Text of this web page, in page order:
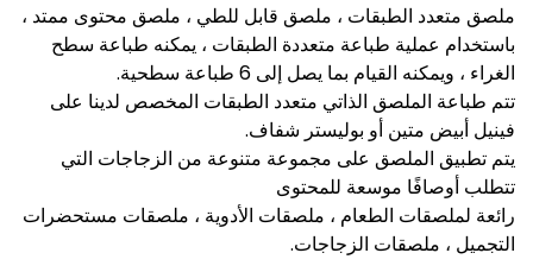
ملصق متعدد الطبقات ، ملصق قابل للطي ، ملصق محتوى ممتد ،
باستخدام عملية طباعة متعددة الطبقات ، يمكنه طباعة سطح
الغراء ، ويمكنه القيام بما يصل إلى 6 طباعة سطحية.
تتم طباعة الملصق الذاتي متعدد الطبقات المخصص لدينا على
فينيل أبيض متين أو بوليستر شفاف.
يتم تطبيق الملصق على مجموعة متنوعة من الزجاجات التي
تتطلب أوصافًا موسعة للمحتوى
رائعة لملصقات الطعام ، ملصقات الأدوية ، ملصقات مستحضرات
التجميل ، ملصقات الزجاجات.